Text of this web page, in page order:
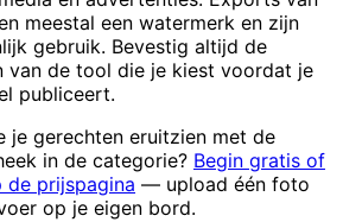
meestal een watermerk en zijn
gebruik. Bevestig altijd de
van de tool die je kiest voordat je
publiceert.
je gerechten eruitzien met de
in de categorie? Begin gratis of
de prijspagina — upload één foto
op je eigen bord.